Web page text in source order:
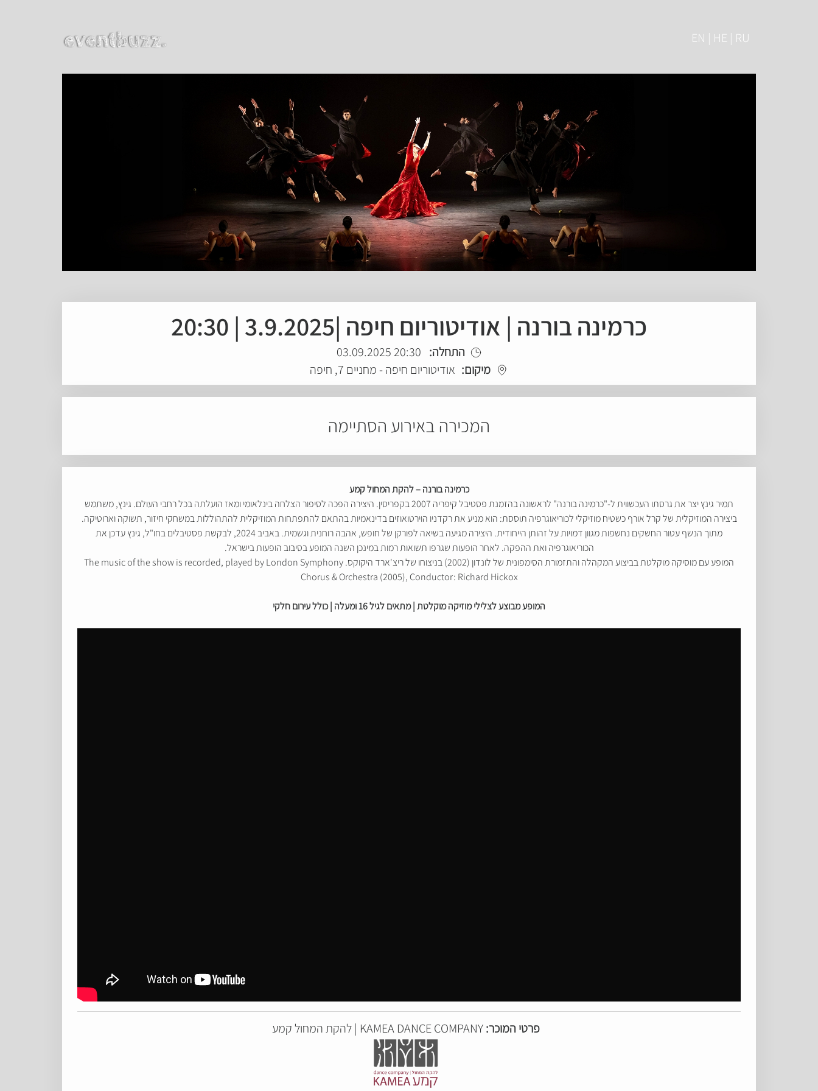
EN | HE | RU
כרמינה בורנה | אודיטוריום חיפה |3.9.2025 | 20:30
התחלה: 20:30 03.09.2025
מיקום: אודיטוריום חיפה - מחניים 7, חיפה
המכירה באירוע הסתיימה
כרמינה בורנה – להקת המחול קמע
תמיר גינץ יצר את גרסתו העכשווית ל-"כרמינה בורנה" לראשונה בהזמנת פסטיבל קיפריה 2007 בקפריסין. היצירה הפכה לסיפור הצלחה בינלאומי ומאז הועלתה בכל רחבי העולם. גינץ, משתמש
ביצירה המוזיקלית של קרל אורף כשטיח מוזיקלי לכוריאוגרפיה תוססת: הוא מניע את רקדניו הוירטואוזים בדינאמיות בהתאם להתפתחות המוזיקלית להתהוללות במשחקי חיזור, תשוקה וארוטיקה.
מתוך הנשף עטור החשקים נחשפות מגוון דמויות על זהותן הייחודית. היצירה מגיעה בשיאה לפורקן של חופש, אהבה רוחנית וגשמית. באביב 2024, לבקשת פסטיבלים בחו"ל, גינץ עדכן את
הכוריאוגרפיה ואת ההפקה. לאחר הופעות שגרפו תשואות רמות במינכן השנה המופע בסיבוב הופעות בישראל.
המופע עם מוסיקה מוקלטת בביצוע המקהלה והתזמורת הסימפונית של לונדון (2002) בניצוחו של ריצ'ארד היקוקס. The music of the show is recorded, played by London Symphony
Chorus & Orchestra (2005), Conductor: Richard Hickox
המופע מבוצע לצלילי מוזיקה מוקלטת | מתאים לגיל 16 ומעלה | כולל עירום חלקי
פרטי המוכר:KAMEA DANCE COMPANY | להקת המחול קמע